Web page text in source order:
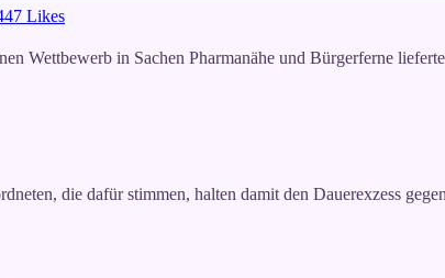
Likes
Wettbewerb in Sachen Pharmanähe und Bürgerferne
die dafür stimmen, halten damit den Dauerexzess